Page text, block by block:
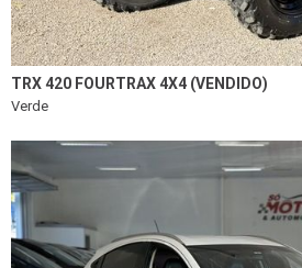
TRX 420 FOURTRAX 4X4 (VENDIDO)
Verde